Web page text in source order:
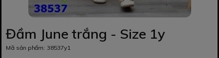
Đầm June trắng - Size 1y
Mã sản phẩm: 38537y1